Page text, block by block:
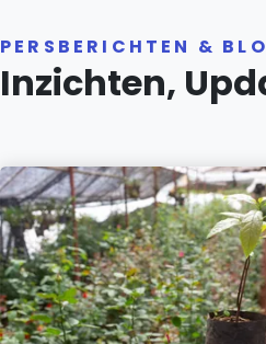
PERSBERICHTEN &
Inzichten,